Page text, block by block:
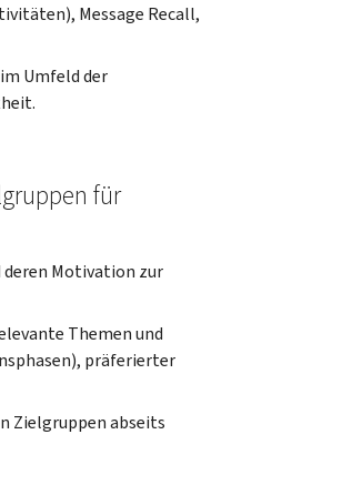
Message Recall,
Umfeld der
für
Motivation zur
Themen und
präferierter
Zielgruppen abseits